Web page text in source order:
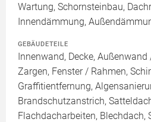
Wartung, Schornsteinbau,
Innendämmung,
GEBÄUDETEILE
Innenwand, Decke,
Zargen, Fenster / Rahmen,
Graffitientfernung,
Brandschutzanstrich,
Flachdacharbeiten, Blechdach,